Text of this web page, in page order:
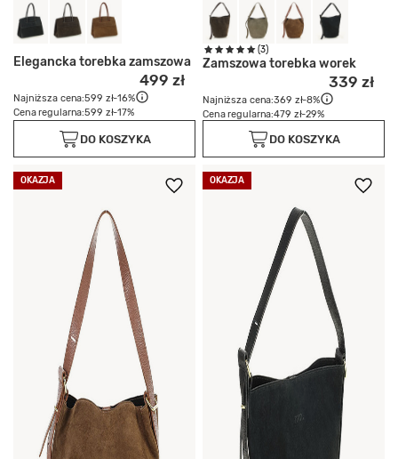
Elegancka torebka zamszowa
499 zł
Najniższa cena:599 zł-16%
Cena regularna:599 zł-17%
DO KOSZYKA
(3)
Zamszowa torebka worek
339 zł
Najniższa cena:369 zł-8%
Cena regularna:479 zł-29%
DO KOSZYKA
OKAZJA OKAZJA